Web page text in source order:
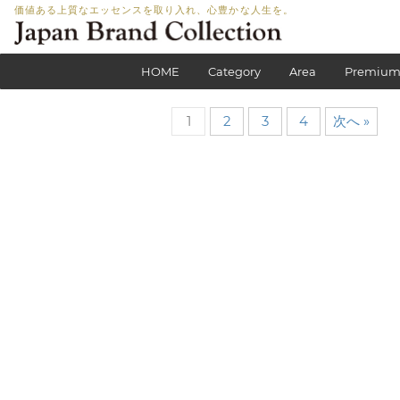
価値ある上質なエッセンスを取り入れ、心豊かな人生を。
HOME Category Area
1 2 3 4 次へ »